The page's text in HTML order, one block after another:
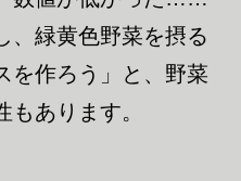
緑黄色野菜を摂る
を作ろう」と、野菜
あります。